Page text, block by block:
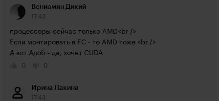
Вениамин Дикий
17:43
процессоры сейчас только AMD<br />
Если монтировать в FC - то AMD тоже <br />
А вот Адоб - да, хочет CUDA
0
0
Ирина Лакина
17:43